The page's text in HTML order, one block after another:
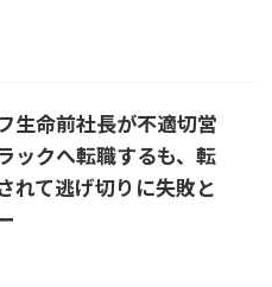
生命前社長が不適切営
ックへ転職するも、転
れて逃げ切りに失敗と